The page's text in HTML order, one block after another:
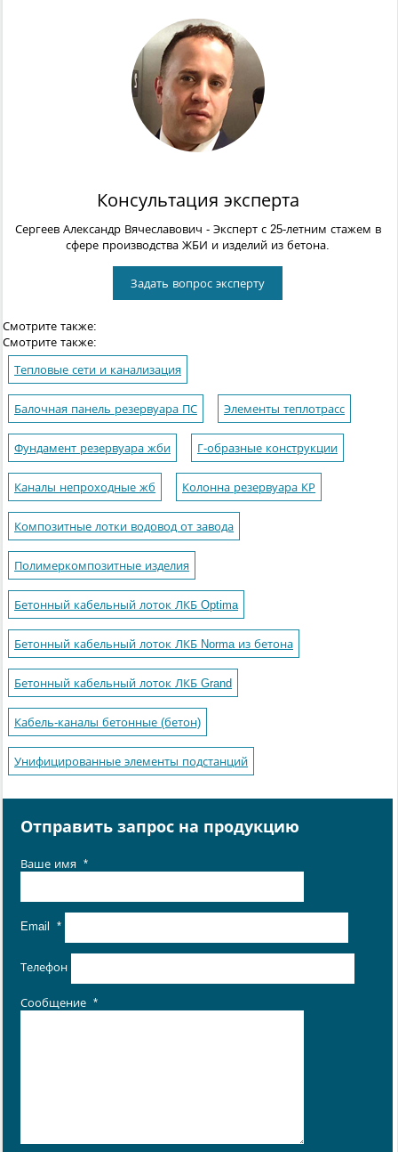
Консультация эксперта
Сергеев Александр Вячеславович - Эксперт с 25-летним стажем в
сфере производства ЖБИ и изделий из бетона.
Задать вопрос эксперту
Смотрите также:
Смотрите также:
Тепловые сети и канализация
Балочная панель резервуара ПС Элементы теплотрасс
Фундамент резервуара жби Г-образные конструкции
Каналы непроходные жб Колонна резервуара КР
Композитные лотки водовод от завода
Полимеркомпозитные изделия
Бетонный кабельный лоток ЛКБ Optima
Бетонный кабельный лоток ЛКБ Norma из бетона
Бетонный кабельный лоток ЛКБ Grand
Кабель-каналы бетонные (бетон)
Унифицированные элементы подстанций
Отправить запрос на продукцию
Ваше имя *
Email *
Телефон
Сообщение *